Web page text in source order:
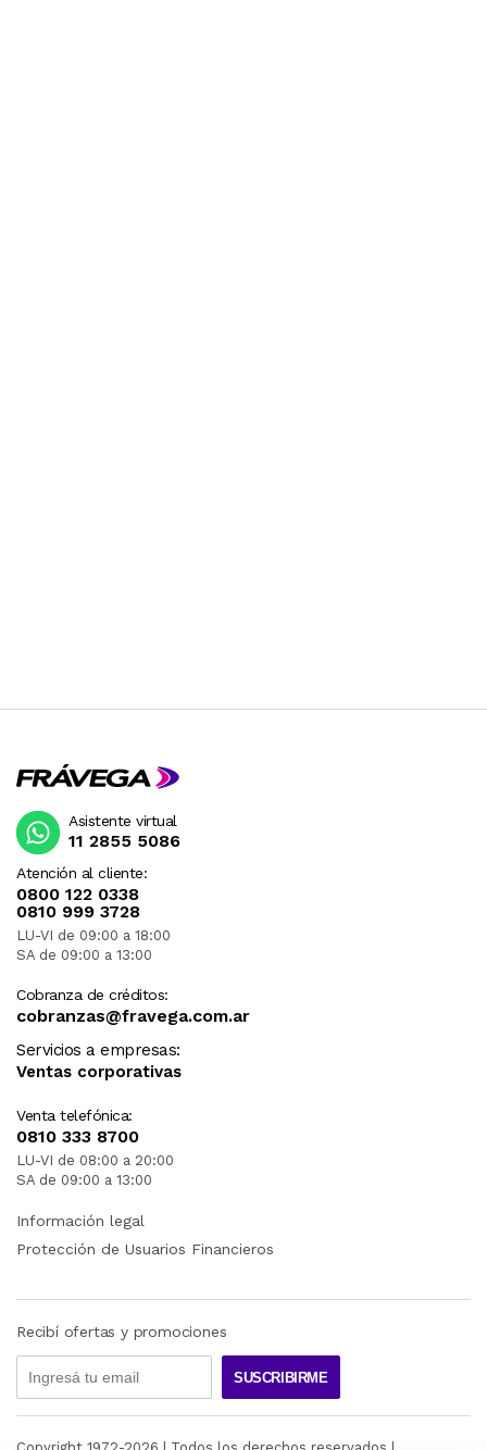
Atención al cliente:
0800 122 0338
0810 999 3728
LU-VI de 09:00 a 18:00
SA de 09:00 a 13:00
Cobranza de créditos:
cobranzas@fravega.com.ar
Servicios a empresas:
Ventas corporativas
Venta telefónica:
0810 333 8700
LU-VI de 08:00 a 20:00
SA de 09:00 a 13:00
Asistente virtual
11 2855 5086
Información legal
Protección de Usuarios Financieros
Recibí ofertas y promociones
SUSCRIBIRME